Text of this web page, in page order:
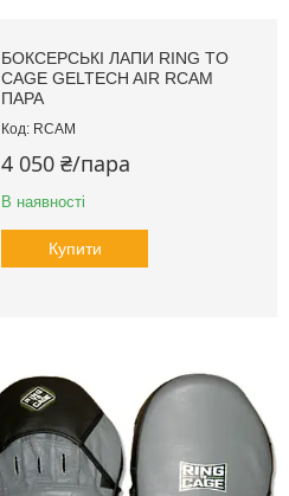
БОКСЕРСЬКІ ЛАПИ RING TO
CAGE GELTECH AIR RCAM
ПАРА
RCAM
4 050 ₴/пара
В наявності
Купити